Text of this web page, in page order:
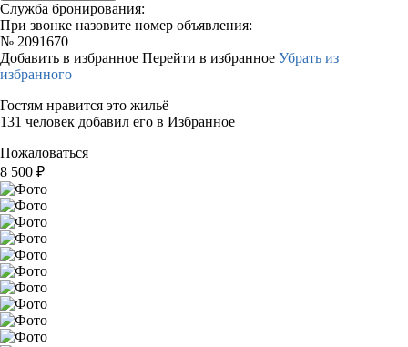
Служба бронирования:
При звонке назовите номер объявления:
№ 2091670
Добавить в избранное Перейти в избранное Убрать из
избранного
Гостям нравится это жильё
131 человек добавил его в Избранное
Пожаловаться
8 500 ₽